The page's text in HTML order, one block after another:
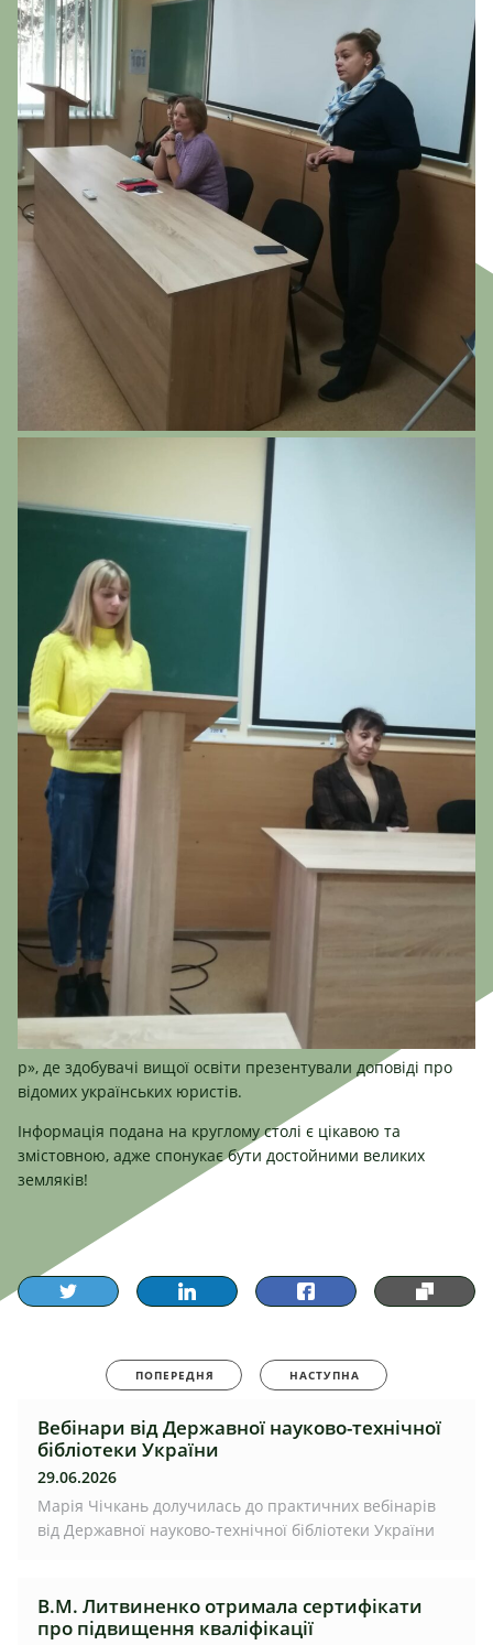
р», де здобувачі вищої освіти презентували доповіді про
відомих українських юристів.
Інформація подана на круглому столі є цікавою та
змістовною, адже спонукає бути достойними великих
земляків!
ПОПЕРЕДНЯ НАСТУПНА
Вебінари від Державної науково-технічної
бібліотеки України
29.06.2026
Марія Чічкань долучилась до практичних вебінарів
від Державної науково-технічної бібліотеки України
В.М. Литвиненко отримала сертифікати
про підвищення кваліфікації